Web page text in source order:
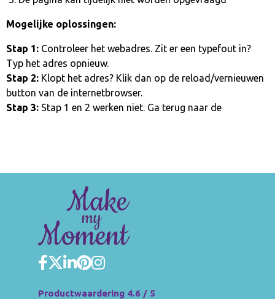
Mogelijke oplossingen:
Stap 1: Controleer het webadres. Zit er een typefout in?
Typ het adres opnieuw.
Stap 2: Klopt het adres? Klik dan op de reload/vernieuwen
button van de internetbrowser.
Stap 3: Stap 1 en 2 werken niet. Ga terug naar de
Productwaardering 4.6 / 5